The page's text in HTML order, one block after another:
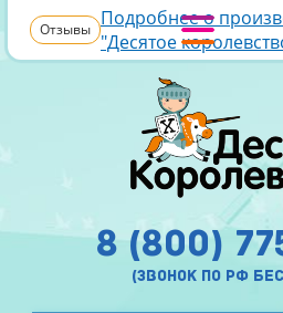
Отзывы Подробнее о
"Десятое
8 (800)
(звонок по рф